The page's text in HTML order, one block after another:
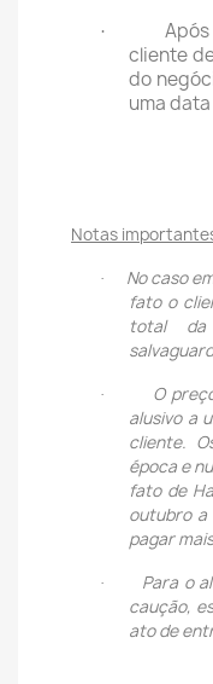
·
cliente
do
uma
Notas
·
No caso
fato o
total da
·
O
alusivo a
cliente.
época e
fato de
outubro a
pagar
·
Para o
caução,
ato de